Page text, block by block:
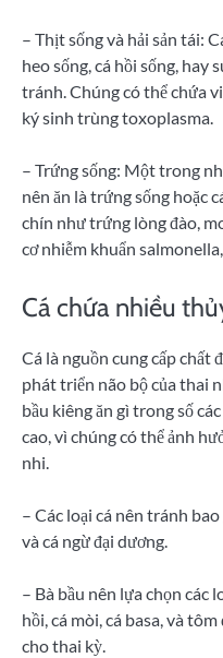
– Thịt sống và hải sản tái:
heo sống, cá hồi sống, hay
tránh. Chúng có thể chứa
ký sinh trùng toxoplasma.
– Trứng sống: Một trong
nên ăn là trứng sống hoặc
chín như trứng lòng đào,
cơ nhiễm khuẩn
Cá chứa nhiều
Cá là nguồn cung cấp chất
phát triển não bộ của thai
bầu kiêng ăn gì trong số
cao, vì chúng có thể ảnh
nhi.
– Các loại cá nên tránh
và cá ngừ đại dương.
– Bà bầu nên lựa chọn các
hồi, cá mòi, cá basa, và
cho thai kỳ.